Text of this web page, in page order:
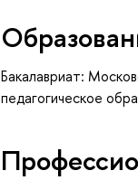
Бакалавриат:
педагогическое